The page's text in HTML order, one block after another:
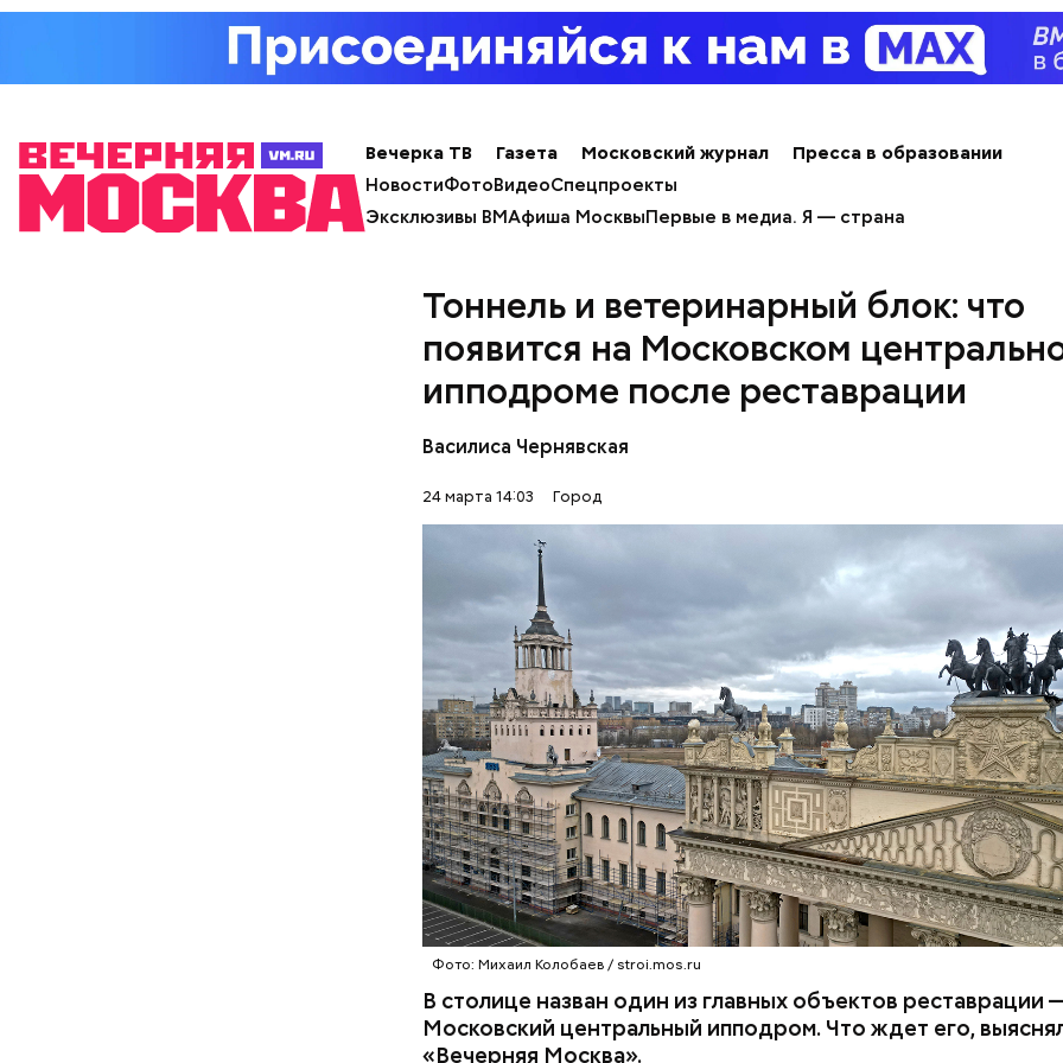
Вечерка ТВ Газета Московский журнал
Пресса в образовании
НовостиФотоВидеоСпецпроекты
Эксклюзивы ВМАфиша МосквыПервые в медиа. Я — страна
Тоннель и ветеринарный блок: что
появится на Московском
ипподроме после реставрации
Василиса Чернявская
24 марта 14:03 Город
Фото: Михаил Колобаев / stroi.mos.ru
В столице назван один из главных объектов реставрации
Московский центральный ипподром. Что ждет его,
«Вечерняя Москва».
На mos.ru:
зайти наmos.ru;
перейти в раздел «Карта программы»;
в нем отобразится карта города, на которой отмечены
включенные в программу;
также можно набрать в поисковой строке интересующий